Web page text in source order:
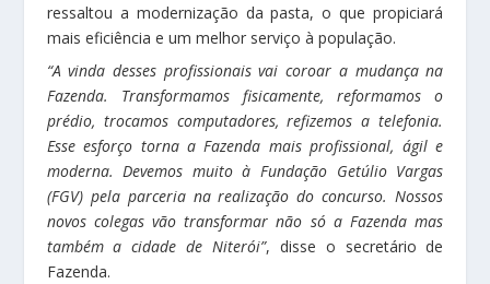
ressaltou a modernização da pasta, o que propiciará
mais eficiência e um melhor serviço à população.
“A vinda desses profissionais vai coroar a mudança na
Fazenda. Transformamos fisicamente, reformamos o
prédio, trocamos computadores, refizemos a telefonia.
Esse esforço torna a Fazenda mais profissional, ágil e
moderna. Devemos muito à Fundação Getúlio Vargas
(FGV) pela parceria na realização do concurso. Nossos
novos colegas vão transformar não só a Fazenda mas
também a cidade de Niterói”, disse o secretário de
Fazenda.